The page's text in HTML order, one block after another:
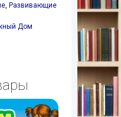
, Развивающие
Дом